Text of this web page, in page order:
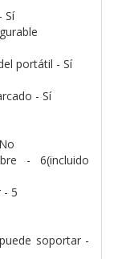
Sí
portátil - Sí
- Sí
- 6(incluido
- 5
soportar -